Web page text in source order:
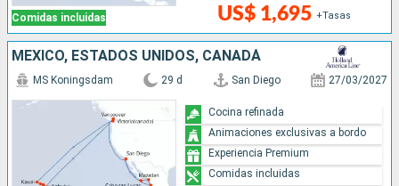
Comidas incluidas US$ 1,695 +Tasas
MÉXICO, ESTADOS UNIDOS, CANADÁ
MS Koningsdam 29 d San Diego 27/03/2027
Cocina refinada
Animaciones exclusivas a bordo
Experiencia Premium
Comidas incluidas